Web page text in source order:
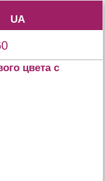
UA
UA
цвета с